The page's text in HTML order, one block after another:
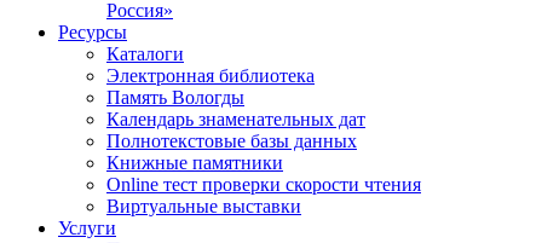
Россия»
Ресурсы
Каталоги
Электронная библиотека
Память Вологды
Календарь знаменательных дат
Полнотекстовые базы данных
Книжные памятники
Online тест проверки скорости чтения
Виртуальные выставки
Услуги